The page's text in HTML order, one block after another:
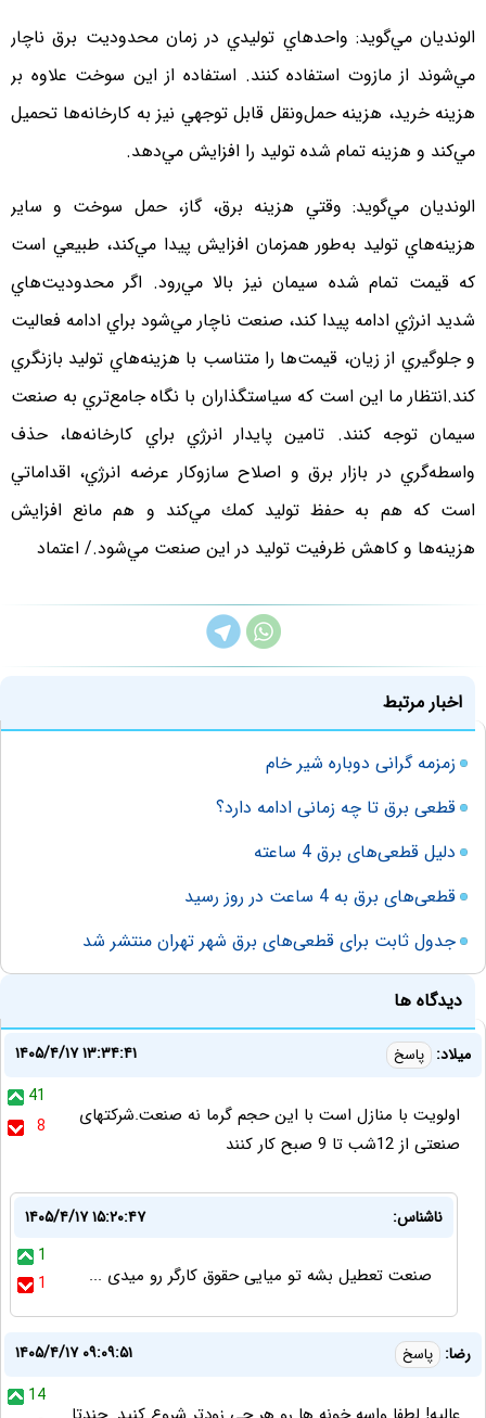
الونديان مي‌گويد: واحدهاي توليدي در زمان محدوديت برق ناچار
مي‌شوند از مازوت استفاده كنند. استفاده از اين سوخت علاوه بر
هزينه خريد، هزينه حمل‌ونقل قابل توجهي نيز به كارخانه‌ها تحميل
مي‌كند و هزينه تمام‌ شده توليد را افزايش مي‌دهد.
الونديان مي‌گويد: وقتي هزينه برق، گاز، حمل سوخت و ساير
هزينه‌هاي توليد به‌طور همزمان افزايش پيدا مي‌كند، طبيعي است
كه قيمت تمام ‌شده سيمان نيز بالا مي‌رود. اگر محدوديت‌هاي
شديد انرژي ادامه پيدا كند، صنعت ناچار مي‌شود براي ادامه فعاليت
و جلوگيري از زيان، قيمت‌ها را متناسب با هزينه‌هاي توليد بازنگري
كند.انتظار ما اين است كه سياستگذاران با نگاه جامع‌تري به صنعت
سيمان توجه كنند. تامين پايدار انرژي براي كارخانه‌ها، حذف
واسطه‌گري در بازار برق و اصلاح سازوكار عرضه انرژي، اقداماتي
است كه هم به حفظ توليد كمك مي‌كند و هم مانع افزايش
هزينه‌ها و كاهش ظرفيت توليد در اين صنعت مي‌شود./ اعتماد
اخبار مرتبط
زمزمه گرانی دوباره شیر خام
قطعی برق تا چه زمانی ادامه دارد؟
دلیل قطعی‌های برق 4 ساعته
قطعی‌های برق به 4 ساعت در روز رسید
جدول ثابت برای قطعی‌های برق شهر تهران منتشر شد
دیدگاه ها
میلاد: پاسخ
۱۴۰۵/۴/۱۷ ۱۳:۳۴:۴۱
41
8
اولویت با منازل است با این حجم گرما نه صنعت.شرکتهای
صنعتی از 12شب تا 9 صبح کار کنند
ناشناس:
۱۴۰۵/۴/۱۷ ۱۵:۲۰:۴۷
1
1
صنعت تعطیل بشه تو میایی حقوق کارگر رو میدی ...
رضا: پاسخ
۱۴۰۵/۴/۱۷ ۰۹:۰۹:۵۱
14